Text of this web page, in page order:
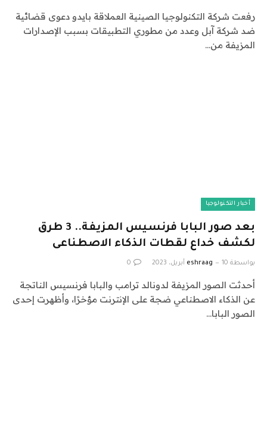
رفعت شركة التكنولوجيا الصينية العملاقة بايدو دعوى قضائية
ضد شركة آبل وعدد من مطوري التطبيقات بسبب الإصدارات
المزيفة من…
أخبار التكنولوجيا
بعد صور البابا فرنسيس المزيفة.. 3 طرق
لكشف خداع لقطات الذكاء الاصطناعى
بواسطة eshraag 10 أبريل، 2023 0
أحدثت الصور المزيفة لدونالد ترامب والبابا فرنسيس الناتجة
عن الذكاء الاصطناعي ضجة على الإنترنت مؤخرًا، وأظهرت إحدى
الصور البابا…